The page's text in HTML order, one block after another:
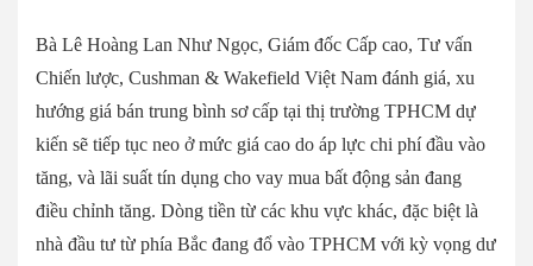
Bà Lê Hoàng Lan Như Ngọc, Giám đốc Cấp cao, Tư vấn
Chiến lược, Cushman & Wakefield Việt Nam đánh giá, xu
hướng giá bán trung bình sơ cấp tại thị trường TPHCM dự
kiến sẽ tiếp tục neo ở mức giá cao do áp lực chi phí đầu vào
tăng, và lãi suất tín dụng cho vay mua bất động sản đang
điều chỉnh tăng. Dòng tiền từ các khu vực khác, đặc biệt là
nhà đầu tư từ phía Bắc đang đổ vào TPHCM với kỳ vọng dư